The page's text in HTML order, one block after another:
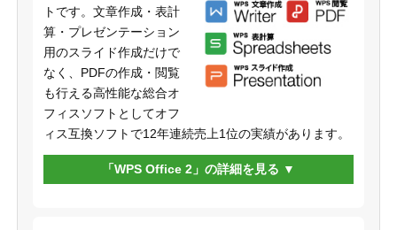
トです。文章作成・表計
算・プレゼンテーション
用のスライド作成だけで
なく、PDFの作成・閲覧
も行える高性能な総合オ
フィスソフトとしてオフ
ィス互換ソフトで12年連続売上1位の実績があります。
「WPS Office 2」の詳細を見る